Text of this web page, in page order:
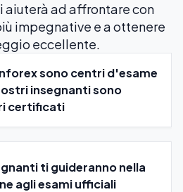
aiuterà ad affrontare con
impegnative e a ottenere
eccellente.
sono centri d'esame
insegnanti sono
certificati
ti guideranno nella
agli esami ufficiali